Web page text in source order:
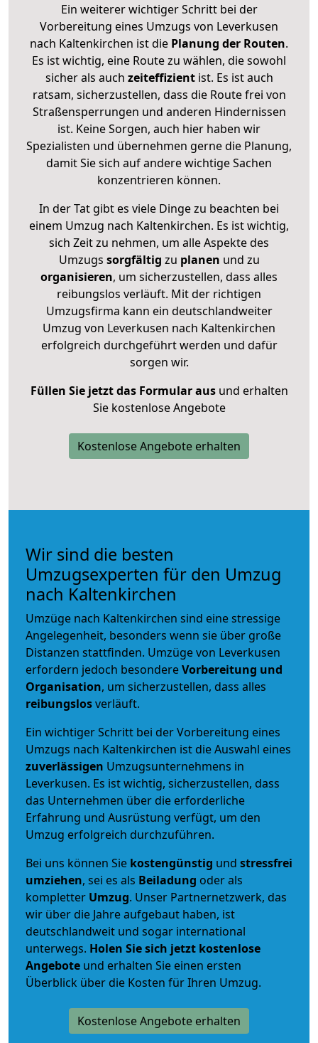
Ein weiterer wichtiger Schritt bei der
Vorbereitung eines Umzugs von Leverkusen
nach Kaltenkirchen ist die Planung der Routen.
Es ist wichtig, eine Route zu wählen, die sowohl
sicher als auch zeiteffizientist. Es ist auch
ratsam, sicherzustellen, dass die Route frei von
Straßensperrungen und anderen Hindernissen
ist. Keine Sorgen, auch hier haben wir
Spezialisten und übernehmen gerne die Planung,
damit Sie sich auf andere wichtige Sachen
konzentrieren können.
In der Tat gibt es viele Dinge zu beachten bei
einem Umzug nach Kaltenkirchen. Es ist wichtig,
sich Zeit zu nehmen, um alle Aspekte des
Umzugs sorgfältig zu planen und zu
organisieren, um sicherzustellen, dass alles
reibungslos verläuft. Mit der richtigen
Umzugsfirma kann ein deutschlandweiter
Umzug von Leverkusen nach Kaltenkirchen
erfolgreich durchgeführt werden und dafür
sorgen wir.
Füllen Sie jetzt das Formular ausund erhalten
Sie kostenlose Angebote
Kostenlose Angebote erhalten
Wir sind die besten
Umzugsexperten für den Umzug
nach Kaltenkirchen
Umzüge nach Kaltenkirchen sind eine stressige
Angelegenheit, besonders wenn sie über große
Distanzen stattfinden. Umzüge von Leverkusen
erfordern jedoch besondereVorbereitung und
Organisation, um sicherzustellen, dass alles
reibungslosverläuft.
Ein wichtiger Schritt bei der Vorbereitung eines
Umzugs nach Kaltenkirchen ist die Auswahl eines
zuverlässigen Umzugsunternehmens in
Leverkusen. Es ist wichtig, sicherzustellen, dass
das Unternehmen über die erforderliche
Erfahrung und Ausrüstung verfügt, um den
Umzug erfolgreich durchzuführen.
Bei uns können Sie kostengünstig und stressfrei
umziehen, sei es als Beiladung oder als
kompletter Umzug. Unser Partnernetzwerk, das
wir über die Jahre aufgebaut haben, ist
deutschlandweit und sogar international
unterwegs. Holen Sie sich jetzt kostenlose
Angebote und erhalten Sie einen ersten
Überblick über die Kosten für Ihren Umzug.
Kostenlose Angebote erhalten